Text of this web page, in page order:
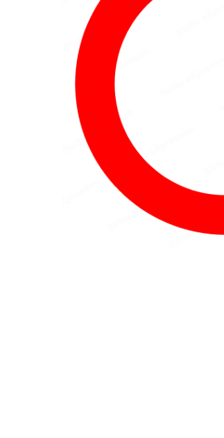
Hit enter to search or ESC to close